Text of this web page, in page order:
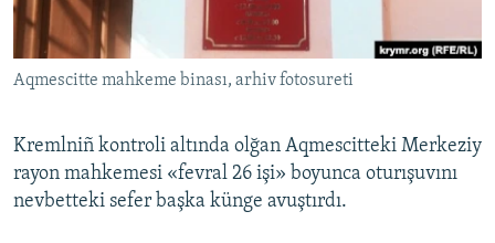
Українською
QOŞULIÑIZ!
RFE/RS bütün saytları
Aqmescitte mahkeme binası, arhiv fotosureti
Kremlniñ kontroli altında olğan Aqmescitteki Merkeziy
rayon mahkemesi «fevral 26 işi» boyunca oturışuvını
nevbetteki sefer başka künge avuştırdı.